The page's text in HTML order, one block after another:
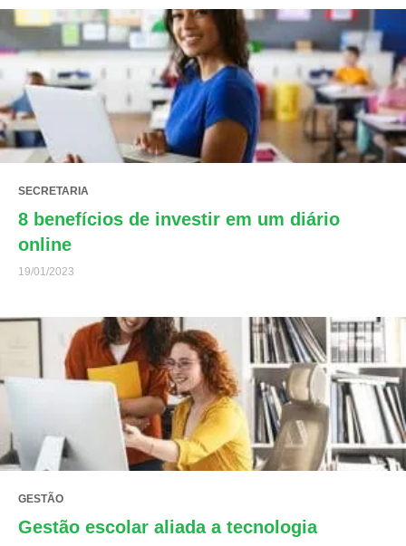
SECRETARIA
8 benefícios de investir em um diário
online
19/01/2023
GESTÃO
Gestão escolar aliada a tecnologia